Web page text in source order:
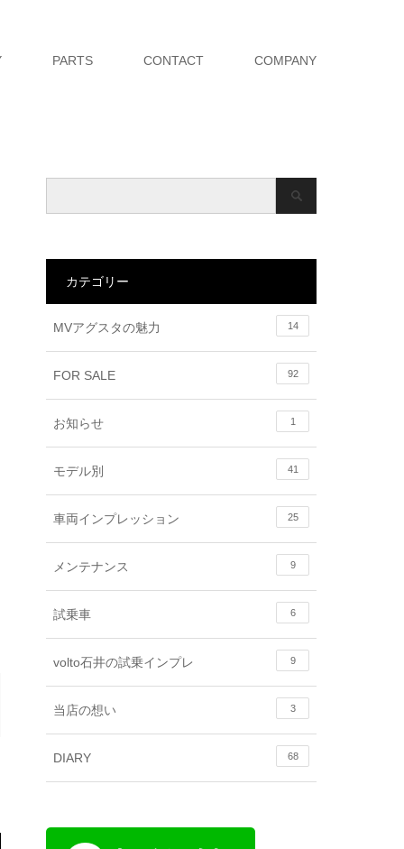
PARTS CONTACT COMPANY
カテゴリー
MVアグスタの魅力 14
FOR SALE 92
お知らせ 1
モデル別 41
車両インプレッション 25
メンテナンス 9
試乗車 6
volto石井の試乗インプレ 9
当店の想い 3
DIARY 68